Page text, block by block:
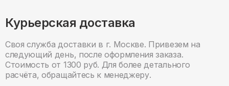
Курьерская доставка
Своя служба доставки в г. Москве. Привезем на
следующий день, после оформления заказа.
Стоимость от 1300 руб. Для более детального
расчёта, обращайтесь к менеджеру.